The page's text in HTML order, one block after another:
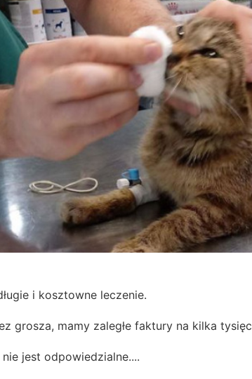
i kosztowne leczenie.
grosza, mamy zaległe faktury na kilka
jest odpowiedzialne....